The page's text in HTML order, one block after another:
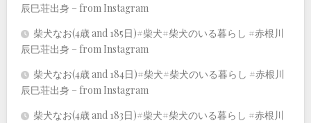
辰巳荘出身 – from Instagram
柴犬なお(4歳 and 185日)#柴犬#柴犬のいる暮らし #赤根川
辰巳荘出身 – from Instagram
柴犬なお(4歳 and 184日)#柴犬#柴犬のいる暮らし #赤根川
辰巳荘出身 – from Instagram
柴犬なお(4歳 and 183日)#柴犬#柴犬のいる暮らし #赤根川